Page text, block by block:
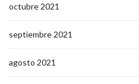
octubre 2021
septiembre 2021
agosto 2021